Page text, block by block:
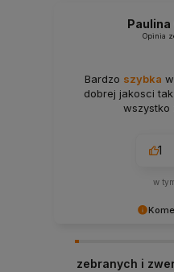
skrzydeł, dlatego
Paulina
Opinia
Bardzo szybka
dobrej jakosci
wszystko
1
w
zebranych i